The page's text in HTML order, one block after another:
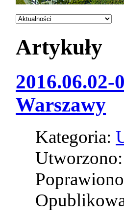
Artykuły
Warszawy
Kategoria: